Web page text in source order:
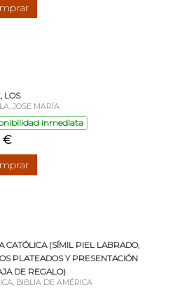
LOS
JOSE MARÍA
inmediata
€
CATÓLICA (SÍMIL PIEL LABRADO,
PLATEADOS Y PRESENTACIÓN
DE REGALO)
BIBLIA DE AMÉRICA